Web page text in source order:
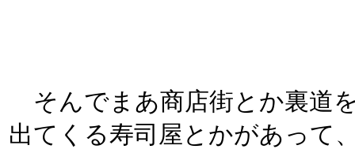
そんでまあ商店街とか裏道
出てくる寿司屋とかがあって